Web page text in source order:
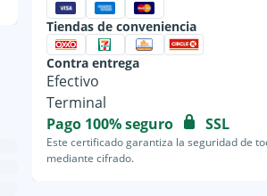
Tiendas de conveniencia
Contra entrega
Efectivo
Terminal
Pago 100% seguro
SSL
Este certificado garantiza la seguridad de
mediante cifrado.